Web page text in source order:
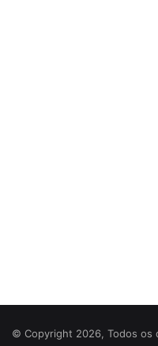
© Copyright 2026, Todos os